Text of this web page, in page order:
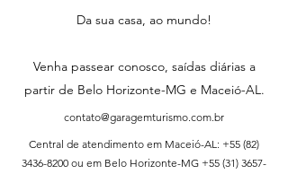
Da sua casa, ao mundo!
Venha passear conosco, saídas diárias a
partir de Belo Horizonte-MG e Maceió-AL.
contato@garagemturismo.com.br
Central de atendimento em Maceió-AL: +55 (82)
3436-8200 ou em Belo Horizonte-MG +55 (31) 3657-